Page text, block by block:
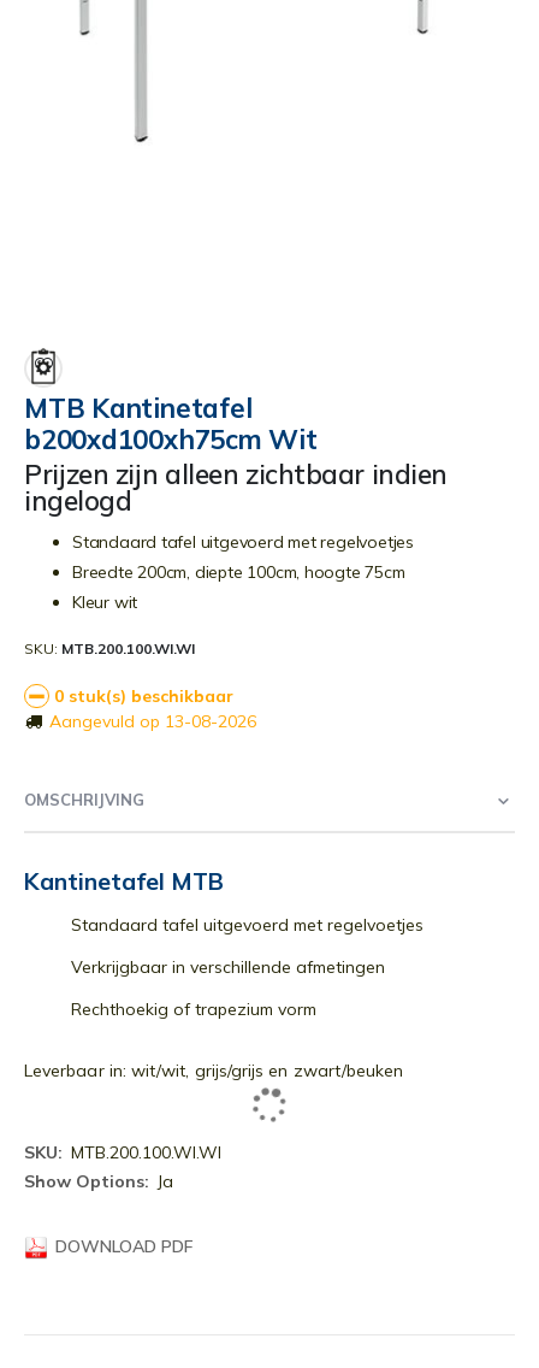
het
begin
van
de
afbeeldingen-
gallerij
MTB Kantinetafel
b200xd100xh75cm Wit
Prijzen zijn alleen zichtbaar indien
ingelogd
Standaard tafel uitgevoerd met regelvoetjes
Breedte 200cm, diepte 100cm, hoogte 75cm
Kleur wit
SKU MTB.200.100.WI.WI
0 stuk(s) beschikbaar
Aangevuld op 13-08-2026
OMSCHRIJVING
Kantinetafel MTB
Standaard tafel uitgevoerd met regelvoetjes
Verkrijgbaar in verschillende afmetingen
Rechthoekig of trapezium vorm
Leverbaar in: wit/wit, grijs/grijs en zwart/beuken
Meer
informatie
MTB.200.100.WI.WI
Ja
DOWNLOAD PDF